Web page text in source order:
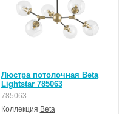
Люстра потолочная Beta
Lightstar 785063
785063
Коллекция Beta